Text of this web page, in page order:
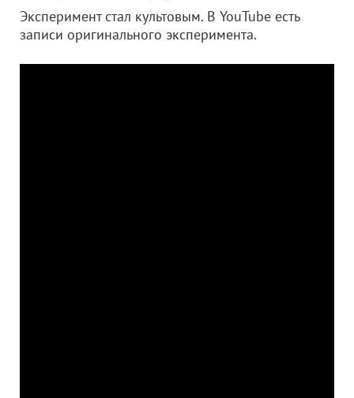
Эксперимент стал культовым. В YouTube есть
записи оригинального эксперимента.